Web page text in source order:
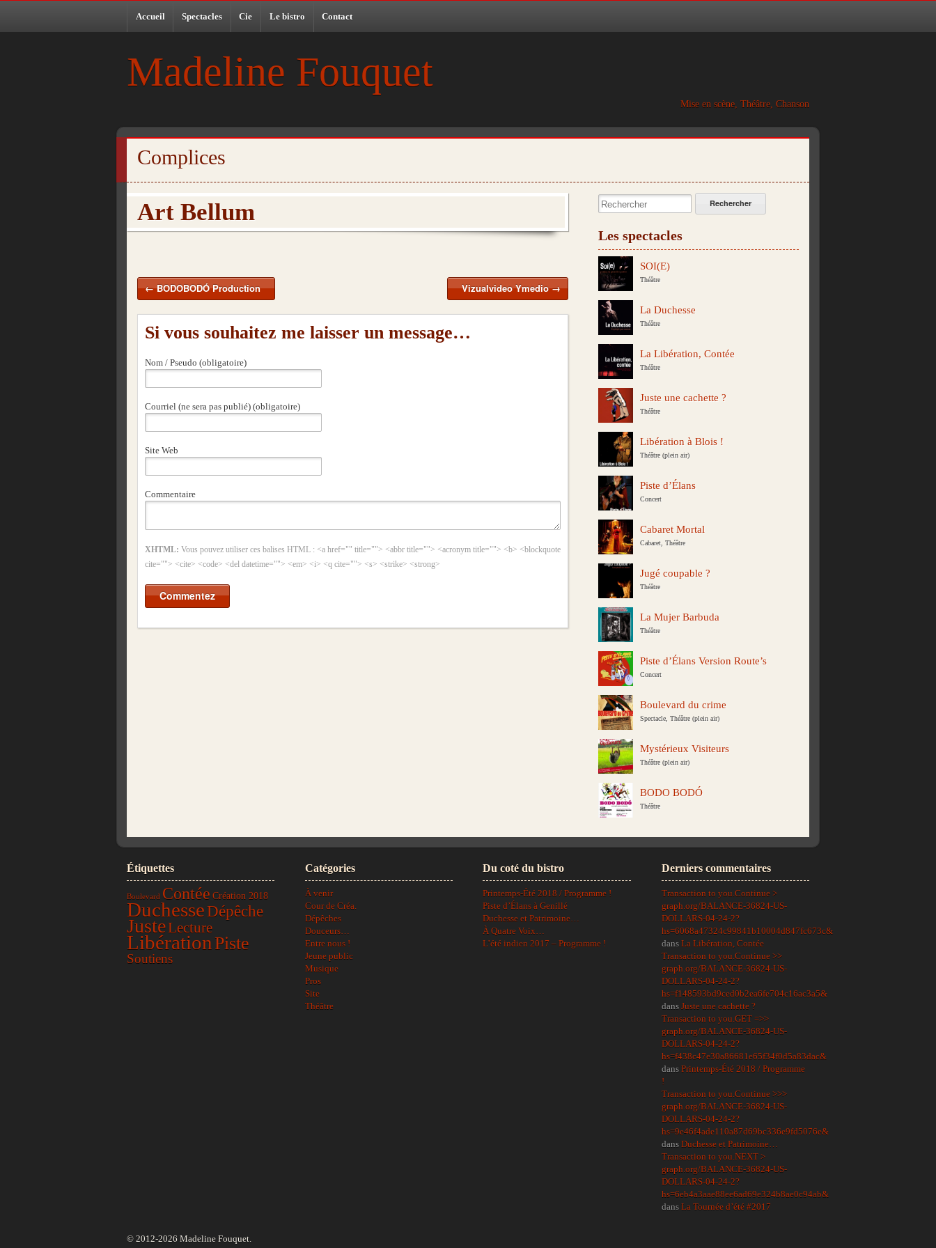
Accueil Spectacles Cie Le bistro Contact
Madeline Fouquet
Mise en scène, Théâtre, Chanson
Complices
Art Bellum
Vizualvideo Ymedio→
←BODOBODÓ Production
Si vous souhaitez me laisser un message…
Nom / Pseudo (obligatoire)
Courriel (ne sera pas publié) (obligatoire)
Site Web
Commentaire
XHTML: Vous pouvez utiliser ces balises HTML : <a href="" title=""> <abbr title=""> <acronym title=""> <b> <blockquote
cite=""> <cite> <code> <del datetime=""> <em> <i> <q cite=""> <s> <strike> <strong>
Rechercher:
Les spectacles
SOI(E)
Théâtre
La Duchesse
Théâtre
La Libération, Contée
Théâtre
Juste une cachette ?
Théâtre
Libération à Blois !
Théâtre (plein air)
Piste d’Élans
Concert
Cabaret Mortal
Cabaret, Théâtre
Jugé coupable ?
Théâtre
La Mujer Barbuda
Théâtre
Piste d’Élans Version Route’s
Concert
Boulevard du crime
Spectacle, Théâtre (plein air)
Mystérieux Visiteurs
Théâtre (plein air)
BODO BODÓ
Théâtre
Étiquettes
Boulevard Contée Création 2018
DuchesseDépêche
JusteLecture
LibérationPiste
Soutiens
Catégories
À venir
Cour de Créa.
Dépêches
Douceurs…
Entre nous !
Jeune public
Musique
Pros
Site
Théâtre
Du coté du bistro
Printemps-Été 2018 / Programme !
Piste d’Élans à Genillé
Duchesse et Patrimoine…
À Quatre Voix…
L’été indien 2017 – Programme !
Derniers commentaires
Transaction to you.Continue >
graph.org/BALANCE-36824-US-
DOLLARS-04-24-2?
hs=6068a47324c99841b10004d847fc673c&
dans La Libération, Contée
Transaction to you.Continue >>
graph.org/BALANCE-36824-US-
DOLLARS-04-24-2?
hs=f148593bd9ced0b2ea6fe704c16ac3a5&
dans Juste une cachette ?
Transaction to you.GET =>>
graph.org/BALANCE-36824-US-
DOLLARS-04-24-2?
hs=f438c47e30a86681e65f34f0d5a83dac&
dans Printemps-Été 2018 / Programme
!
Transaction to you.Continue >>>
graph.org/BALANCE-36824-US-
DOLLARS-04-24-2?
hs=9e46f4ade110a87d69bc336e9fd5076e&
dans Duchesse et Patrimoine…
Transaction to you.NEXT >
graph.org/BALANCE-36824-US-
DOLLARS-04-24-2?
hs=6eb4a3aae88ee6ad69e324b8ae0c94ab&
dans La Tournée d’été #2017
© 2012-2026 Madeline Fouquet.